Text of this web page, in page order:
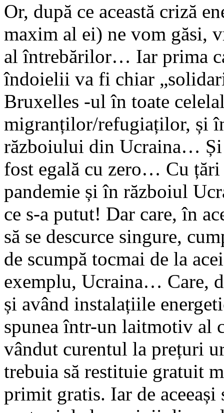
Or, după ce această criză
maxim al ei) ne vom găsi,
al întrebărilor… Iar prima
îndoielii va fi chiar
Bruxelles -ul în toate
migranților/refugiaților, și
războiului din Ucraina… Și
fost egală cu zero… Cu
pandemie și în războiul
ce s-a putut! Dar care, în
să se descurce singure,
de scumpă tocmai de la
exemplu, Ucraina… Care,
și având instalațiile
spunea într-un laitmotiv al
vândut curentul la prețuri
trebuia să restituie gratuit
primit gratis. Iar de